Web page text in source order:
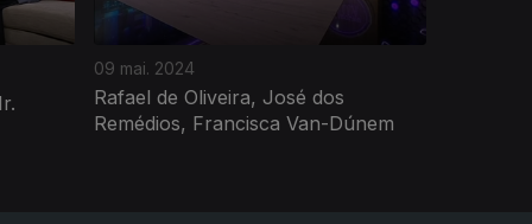
09 mai. 2024
Rafael de Oliveira, José dos
Remédios, Francisca Van-Dúnem